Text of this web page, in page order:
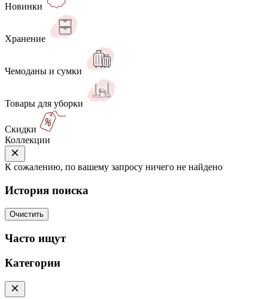
Новинки
Хранение
Чемоданы и сумки
Товары для уборки
Скидки
Коллекции
К сожалению, по вашему запросу ничего не найдено
История поиска
Очистить
Часто ищут
Категории